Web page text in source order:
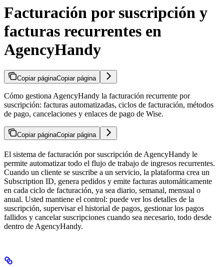
Facturación por suscripción y
facturas recurrentes en
AgencyHandy
Copiar páginaCopiar página
Cómo gestiona AgencyHandy la facturación recurrente por
suscripción: facturas automatizadas, ciclos de facturación, métodos
de pago, cancelaciones y enlaces de pago de Wise.
Copiar páginaCopiar página
El sistema de facturación por suscripción de AgencyHandy le
permite automatizar todo el flujo de trabajo de ingresos recurrentes.
Cuando un cliente se suscribe a un servicio, la plataforma crea un
Subscription ID, genera pedidos y emite facturas automáticamente
en cada ciclo de facturación, ya sea diario, semanal, mensual o
anual. Usted mantiene el control: puede ver los detalles de la
suscripción, supervisar el historial de pagos, gestionar los pagos
fallidos y cancelar suscripciones cuando sea necesario, todo desde
dentro de AgencyHandy.